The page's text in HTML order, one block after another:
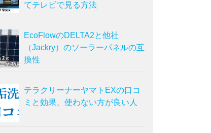
てテレビで見る方法
EcoFlowのDELTA2と他社
（Jackry）のソーラーパネルの互
換性
テラクリーナーヤマトEXの口コ
ミと効果、使わない方が良い人